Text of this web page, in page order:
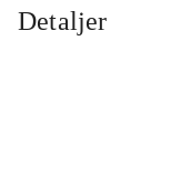
Detaljer